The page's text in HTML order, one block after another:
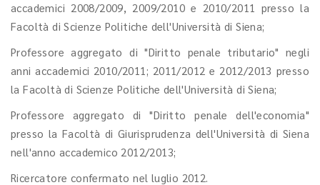
accademici 2008/2009, 2009/2010 e 2010/2011 presso la
Facoltà di Scienze Politiche dell'Università di Siena;
Professore aggregato di "Diritto penale tributario" negli
anni accademici 2010/2011; 2011/2012 e 2012/2013 presso
la Facoltà di Scienze Politiche dell'Università di Siena;
Professore aggregato di "Diritto penale dell'economia"
presso la Facoltà di Giurisprudenza dell'Università di Siena
nell'anno accademico 2012/2013;
Ricercatore confermato nel luglio 2012.